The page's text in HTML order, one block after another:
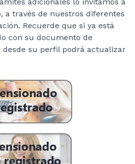
a través de nuestros diferentes
Recuerde que si ya está
con su documento de
desde su perfil podrá actualizar